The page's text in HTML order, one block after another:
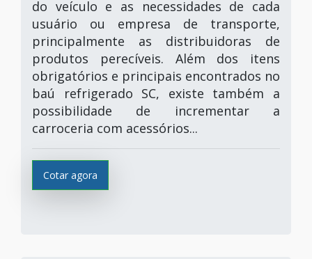
do veículo e as necessidades de cada
usuário ou empresa de transporte,
principalmente as distribuidoras de
produtos perecíveis. Além dos itens
obrigatórios e principais encontrados no
baú refrigerado SC, existe também a
possibilidade de incrementar a
carroceria com acessórios...
Cotar agora